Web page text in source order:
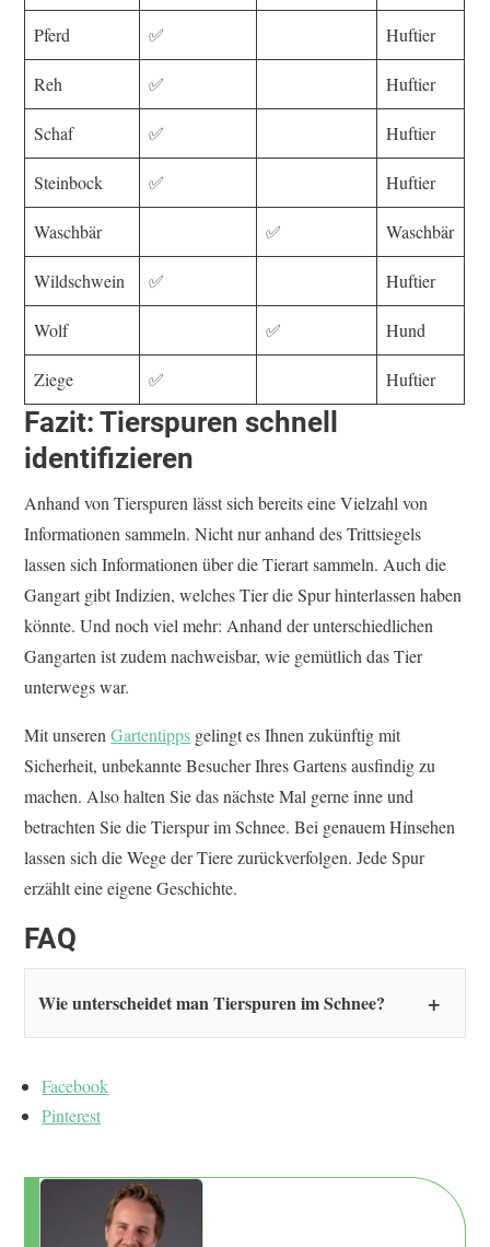
Pferd ✅ Huftier
Reh ✅ Huftier
Schaf ✅ Huftier
Steinbock ✅ Huftier
Waschbär ✅ Waschbär
Wildschwein ✅ Huftier
Wolf ✅ Hund
Ziege ✅ Huftier
Fazit: Tierspuren schnell
identifizieren
Anhand von Tierspuren lässt sich bereits eine Vielzahl von
Informationen sammeln. Nicht nur anhand des Trittsiegels
lassen sich Informationen über die Tierart sammeln. Auch die
Gangart gibt Indizien, welches Tier die Spur hinterlassen haben
könnte. Und noch viel mehr: Anhand der unterschiedlichen
Gangarten ist zudem nachweisbar, wie gemütlich das Tier
unterwegs war.
Mit unserenGartentipps gelingt es Ihnen zukünftig mit
Sicherheit, unbekannte Besucher Ihres Gartens ausfindig zu
machen. Also halten Sie das nächste Mal gerne inne und
betrachten Sie die Tierspur im Schnee. Bei genauem Hinsehen
lassen sich die Wege der Tiere zurückverfolgen. Jede Spur
erzählt eine eigene Geschichte.
FAQ
Wie unterscheidet man Tierspuren im Schnee?
Facebook
Pinterest